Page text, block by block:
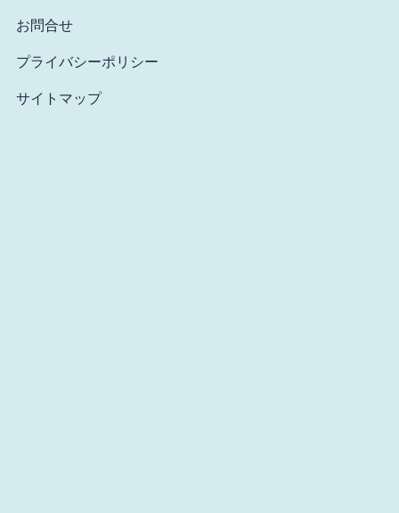
お問合せ
プライバシーポリシー
サイトマップ